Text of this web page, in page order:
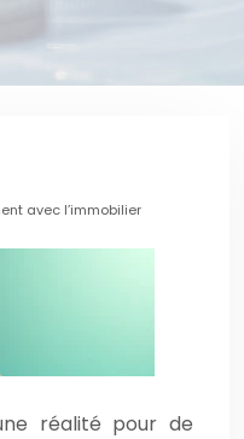
avec l’immobilier
réalité pour de